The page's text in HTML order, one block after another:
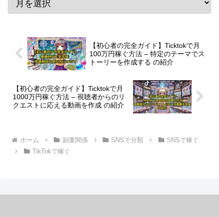
【初心者の完全ガイド】Ticktokで月
100万円稼ぐ方法 – 特定のテーマでス
トーリーを作成する の紹介
【初心者の完全ガイド】Ticktokで月
1000万円稼ぐ方法 – 視聴者からのリ
クエストに応える動画を作成 の紹介
ホーム 副業関係 SNSで分類
SNSで稼ぐ
TikTokで稼ぐ